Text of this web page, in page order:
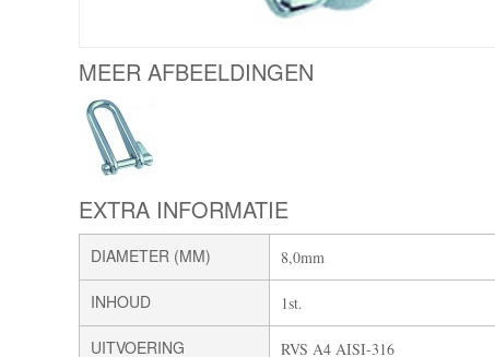
MEER AFBEELDINGEN
EXTRA INFORMATIE
DIAMETER (MM) 8,0mm
INHOUD 1st.
UITVOERING RVS A4 AISI-316